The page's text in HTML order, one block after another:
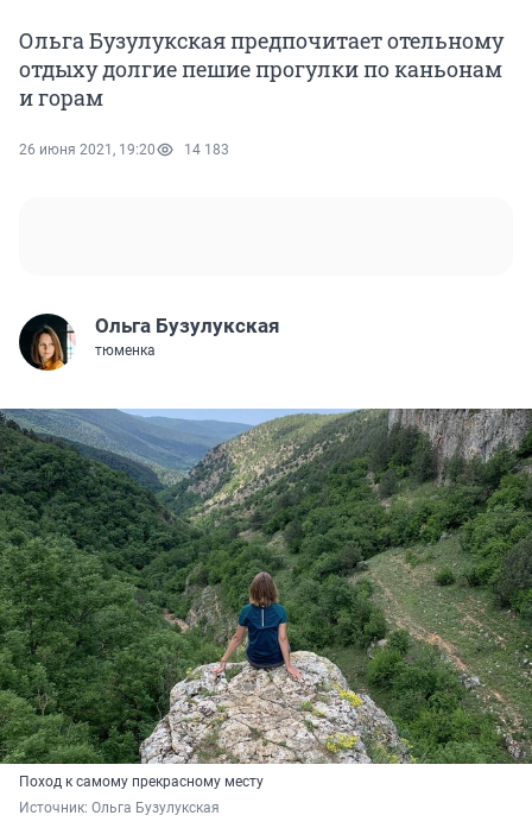
Ольга Бузулукская предпочитает отельному
отдыху долгие пешие прогулки по каньонам
и горам
26 июня 2021, 19:20 14 183
Ольга Бузулукская
тюменка
Поход к самому прекрасному месту
Источник: Ольга Бузулукская